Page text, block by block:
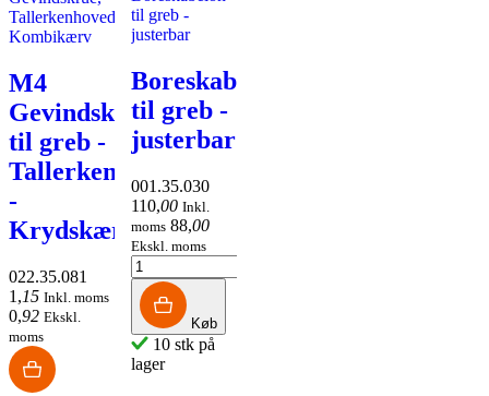
M4
Gevindskrue
til greb -
Tallerkenhoved
-
Krydskærv
022.35.081
1 ,15 Inkl. moms
0,92 Ekskl.
moms
Boreskabelon
til greb -
justerbar
001.35.030
110,00 Inkl.
moms 88,00
Ekskl. moms
Køb
10 stk på
lager